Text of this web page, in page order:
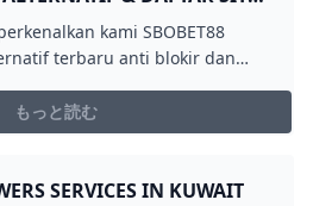
EURO 2024kami SBOBET88
terbaru anti blokir dan
euro 2024 terpercaya di
もっと読む
SERVICES IN KUWAIT